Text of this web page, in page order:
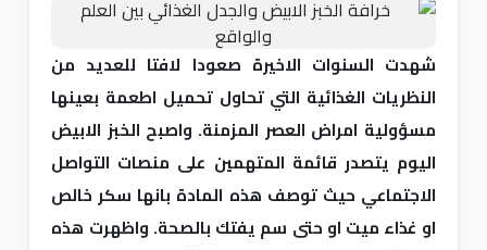
شهدت السنوات الاخيرة صعودا لافتا للعديد من
النظريات الغذائية التي تحاول تحميل اطعمة بعينها
مسؤولية امراض العصر المزمنة. واصبح الخبز الابيض
اليوم يتصدر قائمة المتهمين على منصات التواصل
الاجتماعي حيث توصف هذه المادة بانها سكر خالص
او غذاء ميت او حتى سم يفتك بالصحة. واظهرت هذه